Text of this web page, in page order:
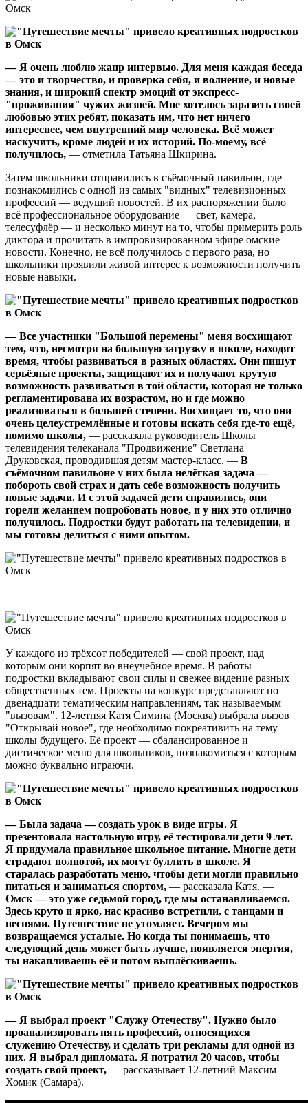
— Я очень люблю жанр интервью. Для меня каждая беседа
— это и творчество, и проверка себя, и волнение, и новые
знания, и широкий спектр эмоций от экспресс-
"проживания" чужих жизней. Мне хотелось заразить своей
любовью этих ребят, показать им, что нет ничего
интереснее, чем внутренний мир человека. Всё может
наскучить, кроме людей и их историй. По-моему, всё
получилось, — отметила Татьяна Шкирина.
Затем школьники отправились в съёмочный павильон, где
познакомились с одной из самых "видных" телевизионных
профессий — ведущий новостей. В их распоряжении было
всё профессиональное оборудование — свет, камера,
телесуфлёр — и несколько минут на то, чтобы примерить роль
диктора и прочитать в импровизированном эфире омские
новости. Конечно, не всё получилось с первого раза, но
школьники проявили живой интерес к возможности получить
новые навыки.
— Все участники "Большой перемены" меня восхищают
тем, что, несмотря на большую загрузку в школе, находят
время, чтобы развиваться в разных областях. Они пишут
серьёзные проекты, защищают их и получают крутую
возможность развиваться в той области, которая не только
регламентирована их возрастом, но и где можно
реализоваться в большей степени. Восхищает то, что они
очень целеустремлённые и готовы искать себя где-то ещё,
помимо школы, — рассказала руководитель Школы
телевидения телеканала "Продвижение" Светлана
Друковская, проводившая детям мастер-класс. — В
съёмочном павильоне у них была нелёгкая задача —
побороть свой страх и дать себе возможность получить
новые задачи. И с этой задачей дети справились, они
горели желанием попробовать новое, и у них это отлично
получилось. Подростки будут работать на телевидении, и
мы готовы делиться с ними опытом.
У каждого из трёхсот победителей — свой проект, над
которым они корпят во внеучебное время. В работы
подростки вкладывают свои силы и свежее видение разных
общественных тем. Проекты на конкурс представляют по
двенадцати тематическим направлениям, так называемым
"вызовам". 12-летняя Катя Симина (Москва) выбрала вызов
"Открывай новое", где необходимо покреативить на тему
школы будущего. Её проект — сбалансированное и
диетическое меню для школьников, познакомиться с которым
можно буквально играючи.
— Была задача — создать урок в виде игры. Я
презентовала настольную игру, её тестировали дети 9 лет.
Я придумала правильное школьное питание. Многие дети
страдают полнотой, их могут буллить в школе. Я
старалась разработать меню, чтобы дети могли правильно
питаться и заниматься спортом, — рассказала Катя. —
Омск — это уже седьмой город, где мы останавливаемся.
Здесь круто и ярко, нас красиво встретили, с танцами и
песнями. Путешествие не утомляет. Вечером мы
возвращаемся усталые. Но когда ты понимаешь, что
следующий день может быть лучше, появляется энергия,
ты накапливаешь её и потом выплёскиваешь.
— Я выбрал проект "Служу Отечеству". Нужно было
проанализировать пять профессий, относящихся
служению Отечеству, и сделать три рекламы для одной из
них. Я выбрал дипломата. Я потратил 20 часов, чтобы
создать свой проект, — рассказывает 12-летний Максим
Хомик (Самара).